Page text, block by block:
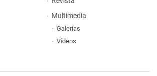
Multimedia
Galerías
Vídeos